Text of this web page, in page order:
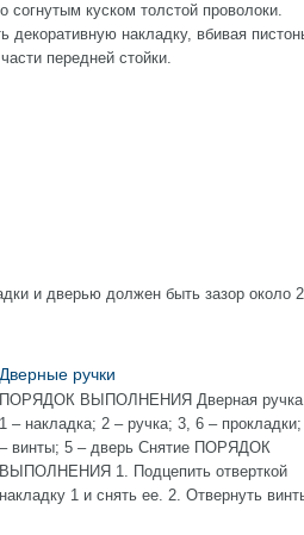
согнутым куском толстой проволоки.
накладку, вбивая
передней стойки.
и дверью должен быть зазор около
Дверные ручки
ПОРЯДОК ВЫПОЛНЕНИЯ Дверная ручка
1 – накладка; 2 – ручка; 3, 6 –
– винты; 5 – дверь Снятие ПОРЯДОК
ВЫПОЛНЕНИЯ 1. Подцепить отверткой
накладку 1 и снять ее. 2. Отвернуть